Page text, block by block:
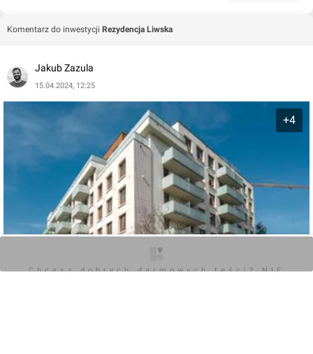
Komentarz do inwestycji Rezydencja Liwska
Jakub Zazula
15.04.2024, 12:25
+4
Chcesz dobrych darmowych teści? NIE